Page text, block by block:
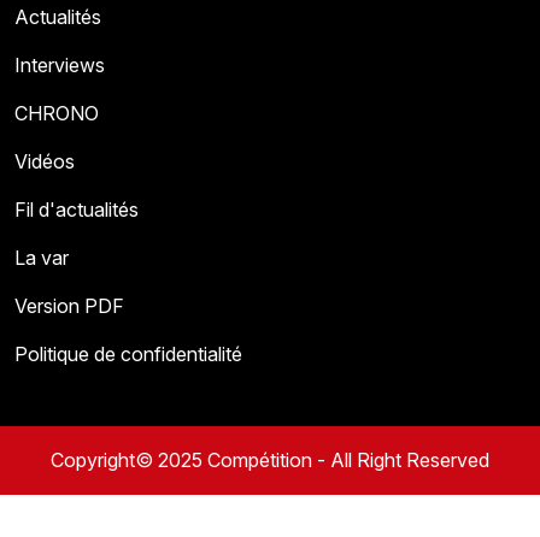
Actualités
Interviews
CHRONO
Vidéos
Fil d'actualités
La var
Version PDF
Politique de confidentialité
Copyright© 2025 Compétition - All Right Reserved